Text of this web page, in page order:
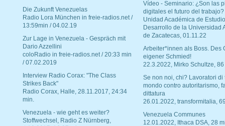
Die Zukunft Venezuelas
Radio Lora München in freie-radios.net /
13:59min / 04.02.19
Zur Lage in Venezuela - Gespräch mit
Dario Azzellini
coloRadio in freie-radios.net / 20:33 min
/ 07.02.2019
Interview Radio Corax: "The Class
Strikes Back"
Radio Corax, Halle, 28.11.2017, 24:34
min.
Venezuela - wie geht es weiter?
Stoffwechsel, Radio Z Nürnberg,
Vídeo - Seminario: ¿Son las
digitales el futuro del trabajo?
Unidad Académica de
Desarrollo de la Universidad
de Zacatecas, 01.11.22
Arbeiter*innen als Boss. Des
eigener Schmied!
22.3.2022, Mirko Schultze, 86
Se non noi, chi? Lavoratori di
mondo contro autoritarismo,
dittatura
26.01.2022, transformitalia,
Venezuela Communes
12.01.2022, Ithaca DSA, 28